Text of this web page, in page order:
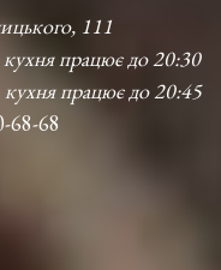
111
працює до 20:30
працює до 20:45
68-68